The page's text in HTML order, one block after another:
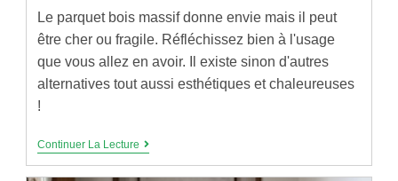
Le parquet bois massif donne envie mais il peut
être cher ou fragile. Réfléchissez bien à l'usage
que vous allez en avoir. Il existe sinon d'autres
alternatives tout aussi esthétiques et chaleureuses
!
Continuer La Lecture LE